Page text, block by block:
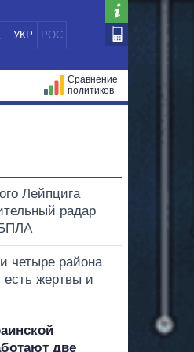
УКР РОС
Сравнение
политиков
Лейпцига
радар
четыре района
жертвы и
две